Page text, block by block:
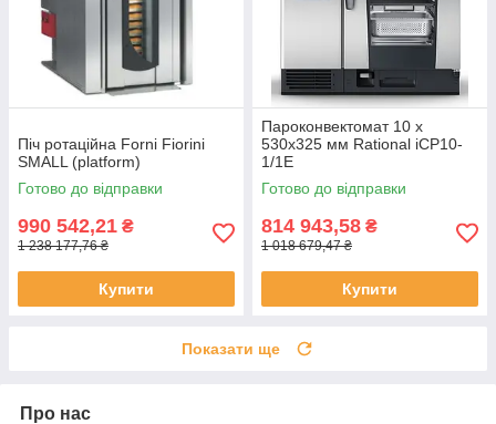
Піч ротаційна Forni Fiorini
SMALL (platform)
Готово до відправки
990 542,21 ₴
1 238 177,76 ₴
Купити
Пароконвектомат 10 х
530х325 мм Rational iCP10-
1/1E
Готово до відправки
814 943,58 ₴
1 018 679,47 ₴
Купити
Показати ще
Про нас